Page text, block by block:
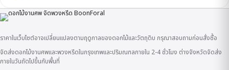
ราคาในเว็บไซต์อาจเปลี่ยนแปลงตามฤดูกาลของดอกไม้และวัตถุดิบ กรุณาสอบถามก่อนสั่งซื้อ
จัดส่งดอกไม้งานศพและพวงหรีดในกรุงเทพและปริมณฑลภายใน 2-4 ชั่วโมง ต่างจังหวัดจัดส่ง
ภายในวันถัดไปขึ้นกับพื้นที่